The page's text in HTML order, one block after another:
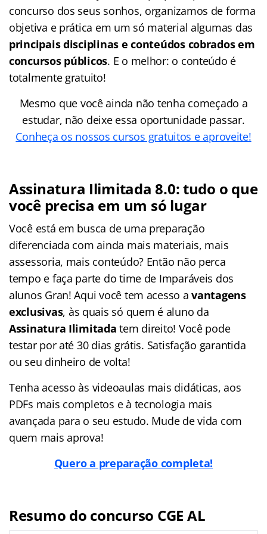
concurso dos seus sonhos, organizamos de forma
objetiva e prática em um só material algumas das
principais disciplinas e conteúdos cobrados em
concursos públicos. E o melhor: o conteúdo é
totalmente gratuito!
Mesmo que você ainda não tenha começado a
estudar, não deixe essa oportunidade passar.
Conheça os nossos cursos gratuitos e aproveite!
Assinatura Ilimitada 8.0: tudo o que
você precisa em um só lugar
Você está em busca de uma preparação
diferenciada com ainda mais materiais, mais
assessoria, mais conteúdo? Então não perca
tempo e faça parte do time de Imparáveis dos
alunos Gran! Aqui você tem acesso avantagens
exclusivas, às quais só quem é aluno da
Assinatura Ilimitada tem direito! Você pode
testar por até 30 dias grátis. Satisfação garantida
ou seu dinheiro de volta!
Tenha acesso às videoaulas mais didáticas, aos
PDFs mais completos e à tecnologia mais
avançada para o seu estudo. Mude de vida com
quem mais aprova!
Quero a preparação completa!
Resumo do concurso CGE AL